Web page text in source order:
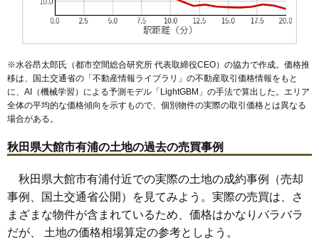
115万円 -38.2%
1.1万円
比内町独鈷 1.0万円 110万円 -22.9%
62 餅田 1.0万円 427万円 -18.2%
63
65 櫃崎 0.7万円 217万円 -28.1%
66 比内町中野 0.5万円 55万円 -38.2%
※水谷昂太郎氏（都市空間総合研究所 代表取締役CEO）の協力で作成。価格推
移は、国土交通省の「不動産情報ライブラリ 」の不動産取引価格情報をもと
に、AI（機械学習）による予測モデル「LightGBM」の手法で算出した。エリア
全体の平均的な価格傾向を示すもので、個別物件の実際の取引価格とは異なる
場合がある。
秋田県大館市有浦の土地の過去の売買事例
秋田県大館市有浦付近での実際の土地の成約事例（売却
事例、国土交通省公開）を見てみよう。実際の売買は、さ
まざまな物件が含まれているため、価格はかなりバラバラ
だが、 土地の価格相場算定の参考としよう。